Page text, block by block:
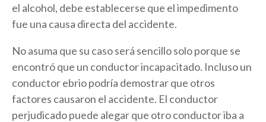
el alcohol, debe establecerse que el impedimento
fue una causa directa del accidente.
No asuma que su caso será sencillo solo porque se
encontró que un conductor incapacitado. Incluso un
conductor ebrio podría demostrar que otros
factores causaron el accidente. El conductor
perjudicado puede alegar que otro conductor iba a